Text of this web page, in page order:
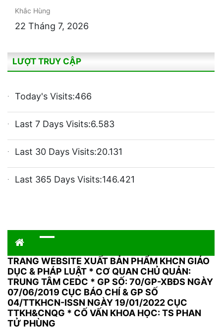
Khắc Hùng
22 Tháng 7, 2026
LƯỢT TRUY CẬP
Today's Visits:466
Last 7 Days Visits:6.583
Last 30 Days Visits:20.131
Last 365 Days Visits:146.421
TRANG WEBSITE XUẤT BẢN PHẨM KHCN GIÁO
DỤC & PHÁP LUẬT * CƠ QUAN CHỦ QUẢN:
TRUNG TÂM CEDC * GP SỐ: 70/GP-XBĐS NGÀY
07/06/2019 CỤC BÁO CHÍ & GP SỐ
04/TTKHCN-ISSN NGÀY 19/01/2022 CỤC
TTKH&CNQG * CỐ VẤN KHOA HỌC: TS PHAN
TỬ PHÙNG